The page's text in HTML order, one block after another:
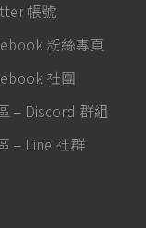
帳號
粉絲專頁
社團
– Discord 群組
– Line 社群